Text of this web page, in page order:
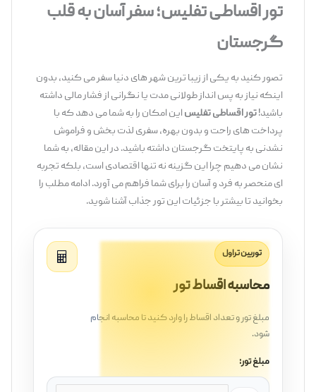
تور اقساطی تفلیس؛ سفر آسان به قلب
گرجستان
تصور کنید به یکی از زیبا ترین شهر های دنیا سفر می ‌کنید، بدون
اینکه نیاز به پس ‌انداز طولانی ‌مدت یا نگرانی از فشار مالی داشته
تور اقساطی تفلیساین امکان را به شما می ‌دهد که با
پرداخت‌ های راحت و بدون بهره، سفری لذت ‌بخش و فراموش
‌نشدنی به پایتخت گرجستان داشته باشید. در این مقاله، به شما
نشان می ‌دهیم چرا این گزینه نه تنها اقتصادی است، بلکه تجربه
‌ای منحصر به فرد و آسان را برای شما فراهم می ‌آورد. ادامه مطلب را
بخوانید تا بیشتر با جزئیات این تور جذاب آشنا شوید.
توربین تراول
محاسبه اقساط تور
مبلغ تور و تعداد اقساط را وارد کنید تا محاسبه انجام
مبلغ تور: